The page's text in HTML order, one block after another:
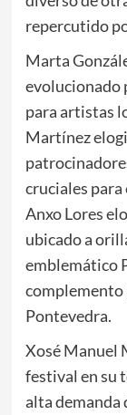
repercutido
Marta
evolucionado
para artistas
Martínez
cruciales para
Anxo Lores
ubicado a
emblemático
complemento
Pontevedra.
Xosé Manuel
festival en su
alta demanda